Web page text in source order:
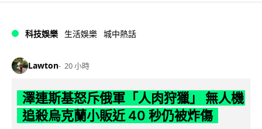
科技娛樂 生活娛樂 城中熱話
Lawton 20 小時
澤連斯基怒斥俄軍「人肉狩獵」 無人機
追殺烏克蘭小販近 40 秒仍被炸傷